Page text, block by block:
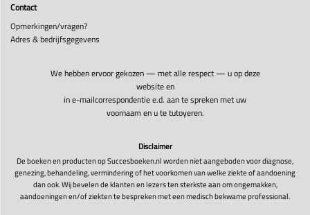
Contact
Opmerkingen/vragen?
Adres & bedrijfsgegevens
We hebben ervoor gekozen — met alle respect — u op deze
website en
in e-mailcorrespondentie e.d. aan te spreken met uw
voornaam en u te tutoyeren.
Disclaimer
De boeken en producten op Succesboeken.nl worden niet aangeboden voor diagnose,
genezing, behandeling, vermindering of het voorkomen van welke ziekte of aandoening
dan ook. Wij bevelen de klanten en lezers ten sterkste aan om ongemakken,
aandoeningen en/of ziekten te bespreken met een medisch bekwame professional.